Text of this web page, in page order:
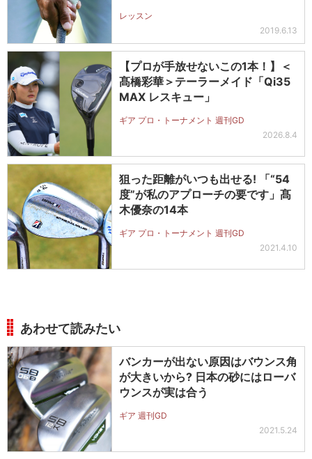
レッスン
2019.6.13
【プロが手放せないこの1本！】＜
髙橋彩華＞テーラーメイド「Qi35
MAX レスキュー」
ギア プロ・トーナメント 週刊GD
2026.8.4
狙った距離がいつも出せる! 「“54
度”が私のアプローチの要です」髙
木優奈の14本
ギア プロ・トーナメント 週刊GD
2021.4.10
あわせて読みたい
バンカーが出ない原因はバウンス角
が大きいから? 日本の砂にはローバ
ウンスが実は合う
ギア 週刊GD
2021.5.24